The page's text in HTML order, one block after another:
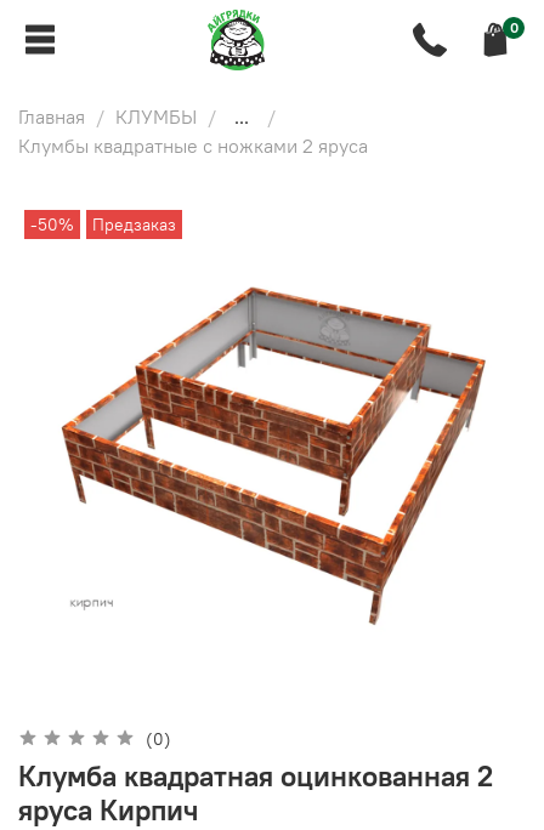
0
Главная КЛУМБЫ
...
Клумбы квадратные с ножками 2 яруса
-50% Предзаказ
(0)
Клумба квадратная оцинкованная 2
яруса Кирпич